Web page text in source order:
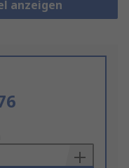
anzeigen